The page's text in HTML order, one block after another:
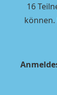
16
können.